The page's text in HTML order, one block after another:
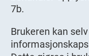
7b.
Brukeren kan